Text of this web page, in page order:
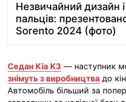
Незвичайний дизайн і
пальців:
Sorento 2024 (фото)
Седан Kia K3 — наступник
знімуть з виробництва до
Автомобіль більший за